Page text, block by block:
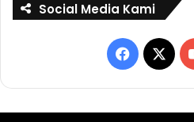
Social Media Kami
X